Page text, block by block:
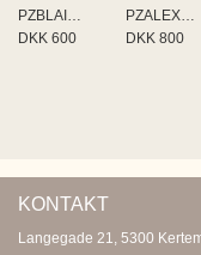
PZBLAIR PANT
DKK 600
PZALEXI UHW JEANS WIDE LEG
DKK 800
KONTAKT
Langegade 21, 5300